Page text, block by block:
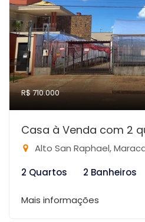
R$ 710.000
Casa à Venda com 2
Alto San Raphael,
2 Quartos
2 Banheiros
Mais informações